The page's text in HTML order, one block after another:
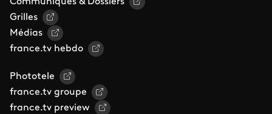
Grilles
Médias
france.tv hebdo
Phototele
france.tv groupe
france.tv preview